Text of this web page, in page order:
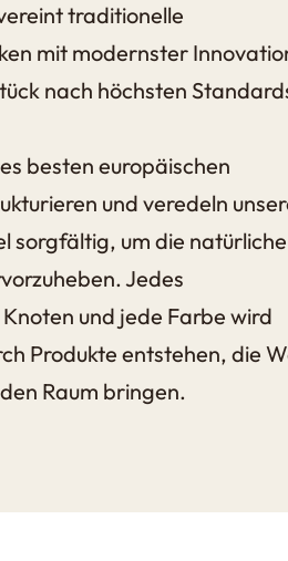
traditionelle
mit modernster
nach höchsten
besten europäischen
und veredeln
sorgfältig, um die natürliche
Jedes
und jede Farbe wird
Produkte entstehen, die
Raum bringen.